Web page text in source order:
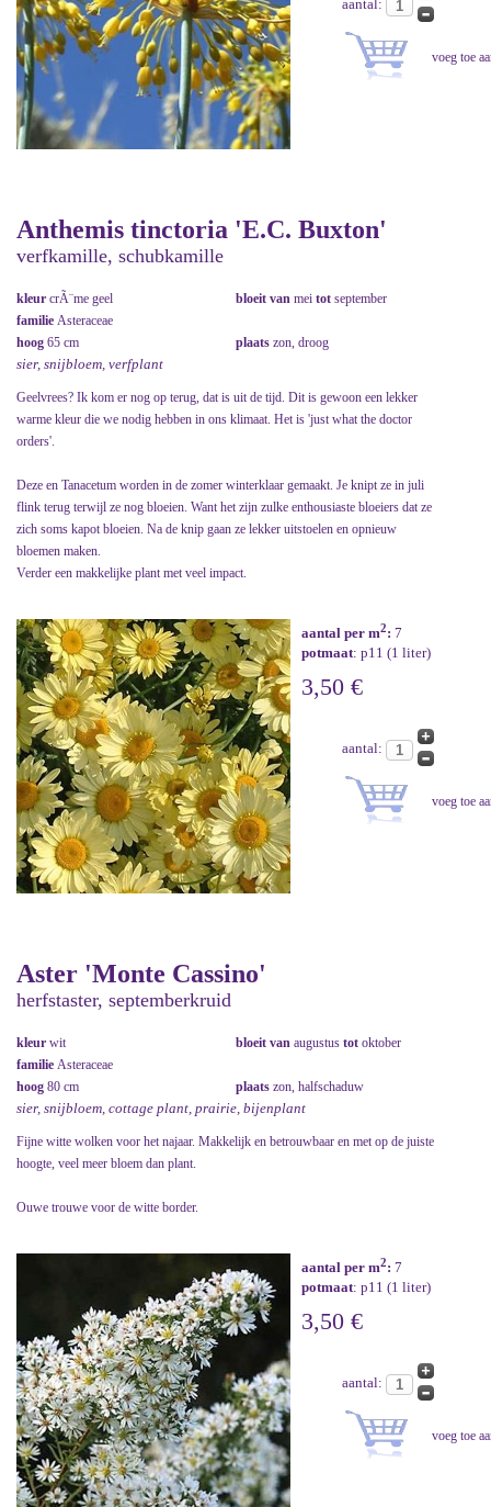
aantal:
Anthemis tinctoria 'E.C. Buxton'
verfkamille, schubkamille
kleur crÃ¨me geel bloeit van mei tot september
familie Asteraceae
hoog 65 cm plaats zon, droog
sier, snijbloem, verfplant
Geelvrees? Ik kom er nog op terug, dat is uit de tijd. Dit is gewoon een lekker
warme kleur die we nodig hebben in ons klimaat. Het is 'just what the doctor
orders'.
Deze en Tanacetum worden in de zomer winterklaar gemaakt. Je knipt ze in juli
flink terug terwijl ze nog bloeien. Want het zijn zulke enthousiaste bloeiers dat ze
zich soms kapot bloeien. Na de knip gaan ze lekker uitstoelen en opnieuw
bloemen maken.
Verder een makkelijke plant met veel impact.
aantal per m2: 7
potmaat: p11 (1 liter)
3,50 €
aantal:
Aster 'Monte Cassino'
herfstaster, septemberkruid
kleur wit bloeit van augustus tot oktober
familie Asteraceae
hoog 80 cm plaats zon, halfschaduw
sier, snijbloem, cottage plant, prairie, bijenplant
Fijne witte wolken voor het najaar. Makkelijk en betrouwbaar en met op de juiste
hoogte, veel meer bloem dan plant.
Ouwe trouwe voor de witte border.
aantal per m2: 7
potmaat: p11 (1 liter)
3,50 €
aantal: